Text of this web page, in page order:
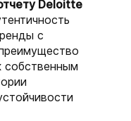
Deloitte
с
собственным